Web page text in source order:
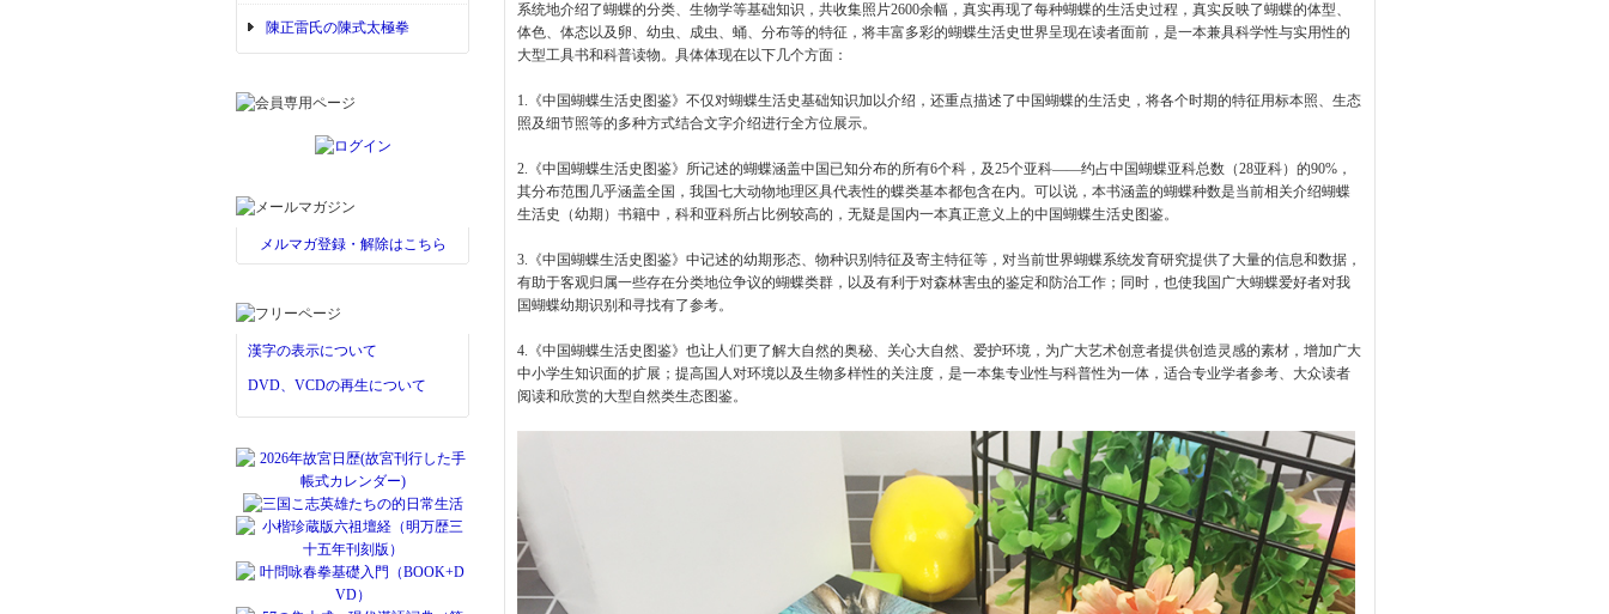
陳正雷氏の陳式太極拳
メルマガ登録・解除はこちら
漢字の表示について
DVD、VCDの再生について
系统地介绍了蝴蝶的分类、生物学等基础知识，共收集照片2600余幅，真实再现了每种蝴蝶的生活史过程，真实反映了蝴蝶的体型、
体色、体态以及卵、幼虫、成虫、蛹、分布等的特征，将丰富多彩的蝴蝶生活史世界呈现在读者面前，是一本兼具科学性与实用性的
大型工具书和科普读物。具体体现在以下几个方面：
1.《中国蝴蝶生活史图鉴》不仅对蝴蝶生活史基础知识加以介绍，还重点描述了中国蝴蝶的生活史，将各个时期的特征用标本照、生态
照及细节照等的多种方式结合文字介绍进行全方位展示。
2.《中国蝴蝶生活史图鉴》所记述的蝴蝶涵盖中国已知分布的所有6个科，及25个亚科——约占中国蝴蝶亚科总数（28亚科）的90%，
其分布范围几乎涵盖全国，我国七大动物地理区具代表性的蝶类基本都包含在内。可以说，本书涵盖的蝴蝶种数是当前相关介绍蝴蝶
生活史（幼期）书籍中，科和亚科所占比例较高的，无疑是国内一本真正意义上的中国蝴蝶生活史图鉴。
3.《中国蝴蝶生活史图鉴》中记述的幼期形态、物种识别特征及寄主特征等，对当前世界蝴蝶系统发育研究提供了大量的信息和数据，
有助于客观归属一些存在分类地位争议的蝴蝶类群，以及有利于对森林害虫的鉴定和防治工作；同时，也使我国广大蝴蝶爱好者对我
国蝴蝶幼期识别和寻找有了参考。
4.《中国蝴蝶生活史图鉴》也让人们更了解大自然的奥秘、关心大自然、爱护环境，为广大艺术创意者提供创造灵感的素材，增加广大
中小学生知识面的扩展；提高国人对环境以及生物多样性的关注度，是一本集专业性与科普性为一体，适合专业学者参考、大众读者
阅读和欣赏的大型自然类生态图鉴。